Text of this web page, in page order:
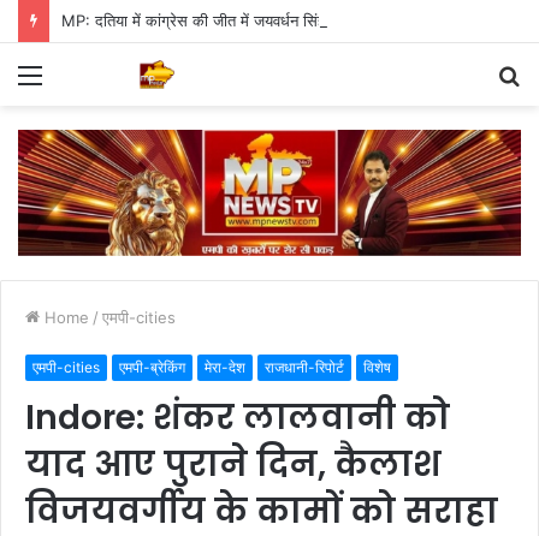
MP: दतिया में कांग्रेस की जीत में जयवर्धन सिंह का जादू, 35 में 30 बूथ जीते
Menu
Home / एमपी-cities
एमपी-cities एमपी-ब्रेकिंग मेरा-देश राजधानी-रिपोर्ट विशेष
Indore: शंकर लालवानी को
याद आए पुराने दिन, कैलाश
विजयवर्गीय के कामों को सराहा